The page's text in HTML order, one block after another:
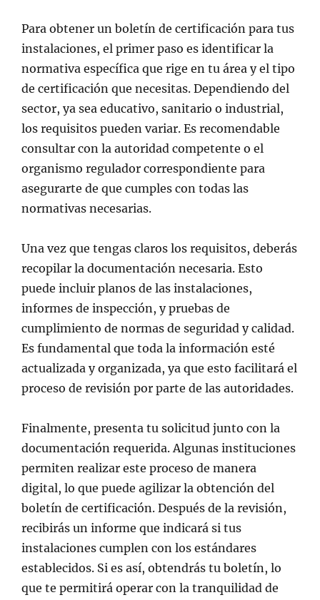
Para obtener un boletín de certificación para tus
instalaciones, el primer paso es identificar la
normativa específica que rige en tu área y el tipo
de certificación que necesitas. Dependiendo del
sector, ya sea educativo, sanitario o industrial,
los requisitos pueden variar. Es recomendable
consultar con la autoridad competente o el
organismo regulador correspondiente para
asegurarte de que cumples con todas las
normativas necesarias.
Una vez que tengas claros los requisitos, deberás
recopilar la documentación necesaria. Esto
puede incluir planos de las instalaciones,
informes de inspección, y pruebas de
cumplimiento de normas de seguridad y calidad.
Es fundamental que toda la información esté
actualizada y organizada, ya que esto facilitará el
proceso de revisión por parte de las autoridades.
Finalmente, presenta tu solicitud junto con la
documentación requerida. Algunas instituciones
permiten realizar este proceso de manera
digital, lo que puede agilizar la obtención del
boletín de certificación. Después de la revisión,
recibirás un informe que indicará si tus
instalaciones cumplen con los estándares
establecidos. Si es así, obtendrás tu boletín, lo
que te permitirá operar con la tranquilidad de